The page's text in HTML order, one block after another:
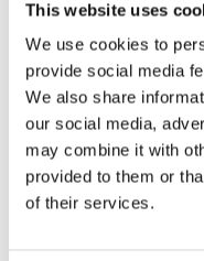
This website uses
We use cookies to
provide social media
We also share
our social media,
may combine it with
provided to them or
of their services.